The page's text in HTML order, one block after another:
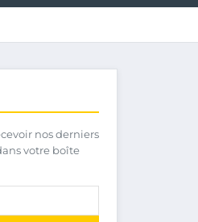
nos derniers
votre boîte